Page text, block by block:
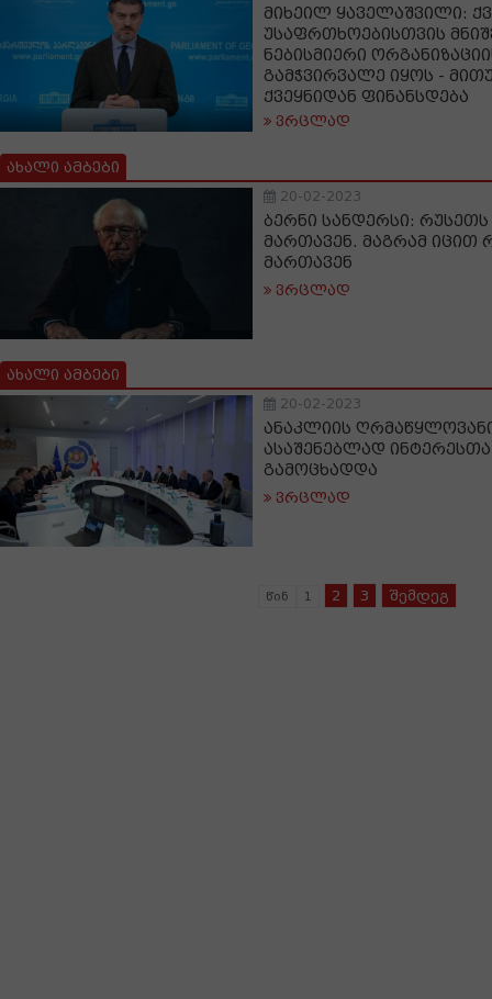
მიხეილ ყაველაშვილი:
უსაფრთხოებისთვის
ნებისმიერი
გამჭვირვალე იყოს -
ქვეყნიდან ფინანსდება
ვრცლად
ახალი ამბები
20-02-2023
ბერნი სანდერსი:
მართავენ. მაგრამ იცით
მართავენ
ვრცლად
ახალი ამბები
20-02-2023
ანაკლიის
ასაშენებლად
გამოცხადდა
ვრცლად
წინ 1 2 3 შემდეგ